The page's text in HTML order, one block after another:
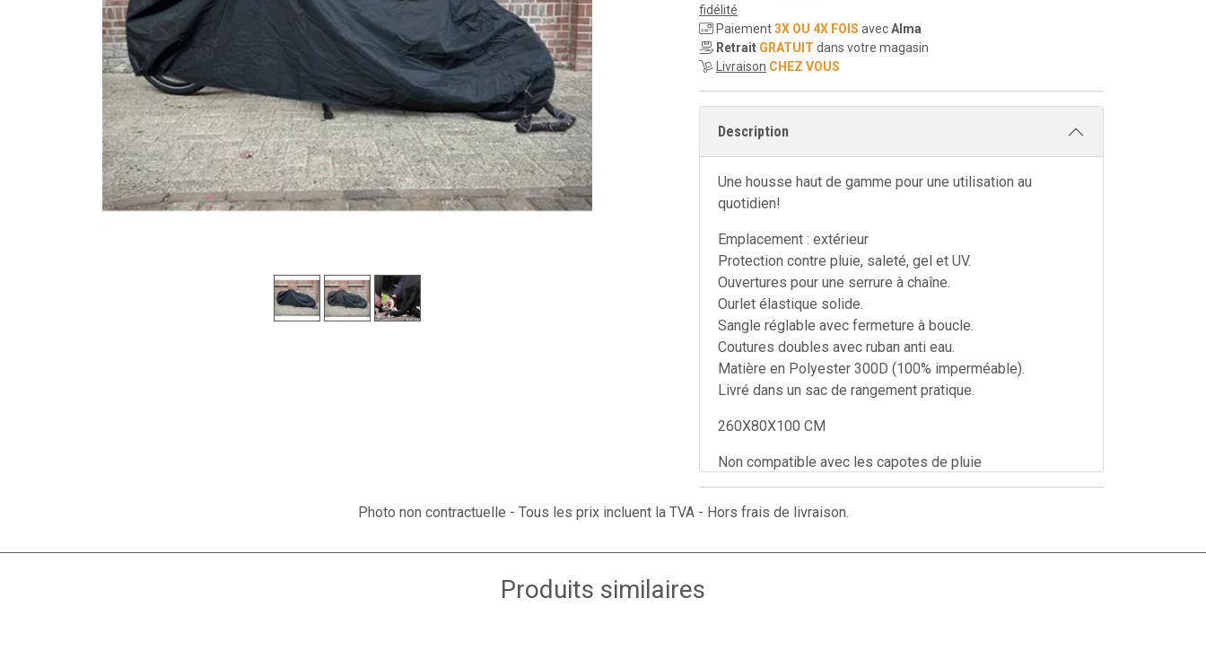
fidélité
Paiement3X OU 4X FOIS avecAlma
Retrait GRATUIT dans votre magasin
Livraison CHEZ VOUS
Description
Une housse haut de gamme pour une utilisation au
quotidien!
Emplacement : extérieur
Protection contre pluie, saleté, gel et UV.
Ouvertures pour une serrure à chaîne.
Ourlet élastique solide.
Sangle réglable avec fermeture à boucle.
Coutures doubles avec ruban anti eau.
Matière en Polyester 300D (100% imperméable).
Livré dans un sac de rangement pratique.
260X80X100 CM
Non compatible avec les capotes de pluie
Photo non contractuelle - Tous les prix incluent la TVA - Hors frais de livraison.
Produits similaires